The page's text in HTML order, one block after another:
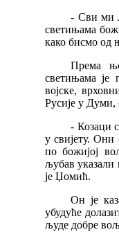
- Сви ми
светињама
како бисмо од
Према
светињама је
војске,
Русије у Думи,
- Козаци
у свијету. Они
по божијој
љубав указали
је Џомић.
Он је
убудуће
људе добре